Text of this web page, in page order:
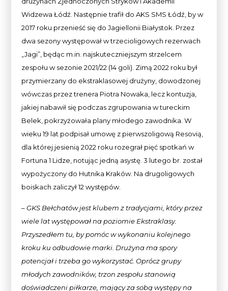
Widzewa Łódź. Następnie trafił do AKS SMS Łódź, by w
2017 roku przenieść się do Jagiellonii Białystok. Przez
dwa sezony występował w trzecioligowych rezerwach
„Jagi”, będąc m.in. najskuteczniejszym strzelcem
zespołu w sezonie 2021/22 (14 goli). Zimą 2022 roku był
przymierzany do ekstraklasowej drużyny, dowodzonej
wówczas przez trenera Piotra Nowaka, lecz kontuzja,
jakiej nabawił się podczas zgrupowania w tureckim
Belek, pokrzyżowała plany młodego zawodnika. W
wieku 19 lat podpisał umowę z pierwszoligową Resovią,
dla której jesienią 2022 roku rozegrał pięć spotkań w
Fortuna 1 Lidze, notując jedną asystę. 3 lutego br. został
wypożyczony do Hutnika Kraków. Na drugoligowych
boiskach zaliczył 12 występów.
– GKS Bełchatów jest klubem z tradycjami, który przez
wiele lat występował na poziomie Ekstraklasy.
Przyszedłem tu, by pomóc w wykonaniu kolejnego
kroku ku odbudowie marki. Drużyna ma spory
potencjał i trzeba go wykorzystać. Oprócz grupy
młodych zawodników, trzon zespołu stanowią
doświadczeni piłkarze, mający za sobą występy na